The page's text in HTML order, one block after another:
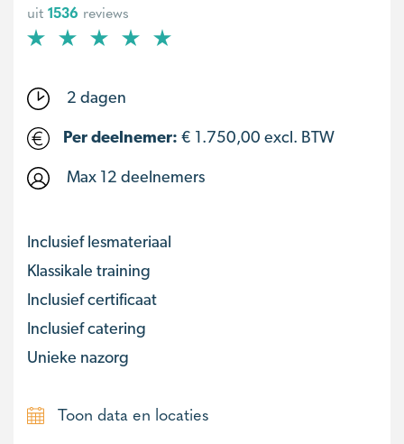
uit 1536 reviews
2 dagen
Per deelnemer: € 1.750,00 excl. BTW
Max 12 deelnemers
Inclusief lesmateriaal
Klassikale training
Inclusief certificaat
Inclusief catering
Unieke nazorg
Toon data en locaties